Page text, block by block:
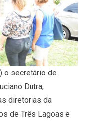
o secretário de
Dutra,
diretorias da
de Três Lagoas e